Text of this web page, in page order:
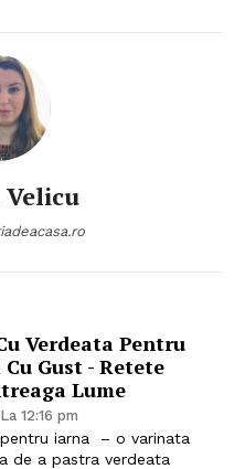
Velicu
Verdeata Pentru
Gust - Retete
Lume
12:16 pm
iarna – o varinata
de a pastra verdeata